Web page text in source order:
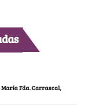
Fda. Carrascal,